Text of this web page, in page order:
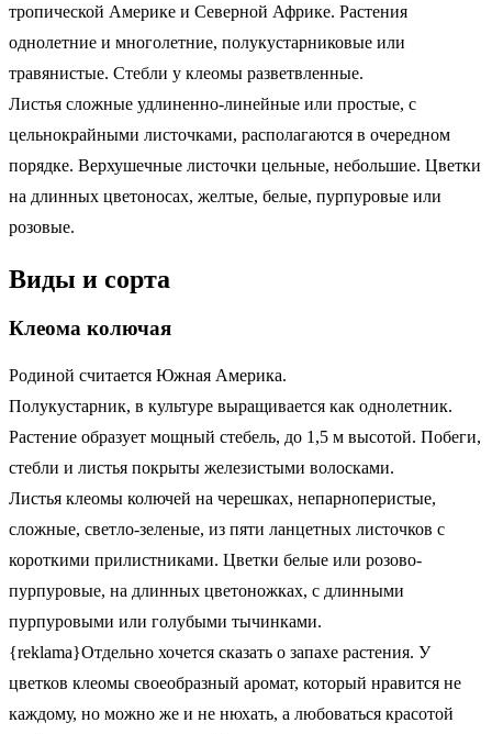
тропической Америке и Северной Африке. Растения
однолетние и многолетние, полукустарниковые или
травянистые. Стебли у клеомы разветвленные.
Листья сложные удлиненно-линейные или простые, с
цельнокрайными листочками, располагаются в очередном
порядке. Верхушечные листочки цельные, небольшие. Цветки
на длинных цветоносах, желтые, белые, пурпуровые или
розовые.
Виды и сорта
Клеома колючая
Родиной считается Южная Америка.
Полукустарник, в культуре выращивается как однолетник.
Растение образует мощный стебель, до 1,5 м высотой. Побеги,
стебли и листья покрыты железистыми волосками.
Листья клеомы колючей на черешках, непарноперистые,
сложные, светло-зеленые, из пяти ланцетных листочков с
короткими прилистниками. Цветки белые или розово-
пурпуровые, на длинных цветоножках, с длинными
пурпуровыми или голубыми тычинками.
{reklama}Отдельно хочется сказать о запахе растения. У
цветков клеомы своеобразный аромат, который нравится не
каждому, но можно же и не нюхать, а любоваться красотой